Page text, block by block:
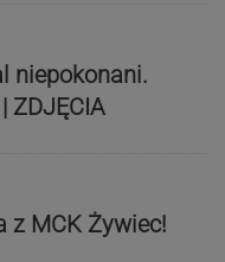
niepokonani.
ZDJĘCIA
z MCK Żywiec!